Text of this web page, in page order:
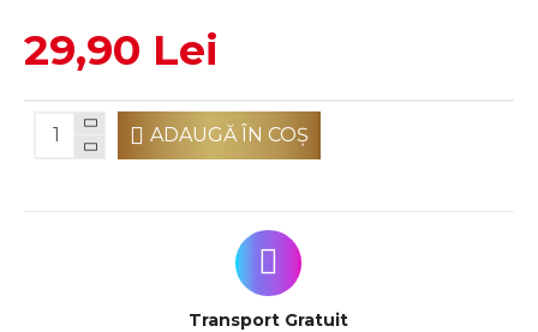
29,90 Lei
ADAUGĂ ÎN COŞ
Transport Gratuit